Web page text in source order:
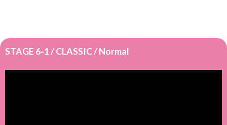
STAGE 6-1 / CLASSIC / Normal